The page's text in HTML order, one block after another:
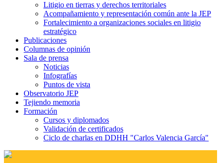
Litigio en tierras y derechos territoriales
Acompañamiento y representación común ante la JEP
Fortalecimiento a organizaciones sociales en litigio
estratégico
Publicaciones
Columnas de opinión
Sala de prensa
Noticias
Infografías
Puntos de vista
Observatorio JEP
Tejiendo memoria
Formación
Cursos y diplomados
Validación de certificados
Ciclo de charlas en DDHH "Carlos Valencia García"